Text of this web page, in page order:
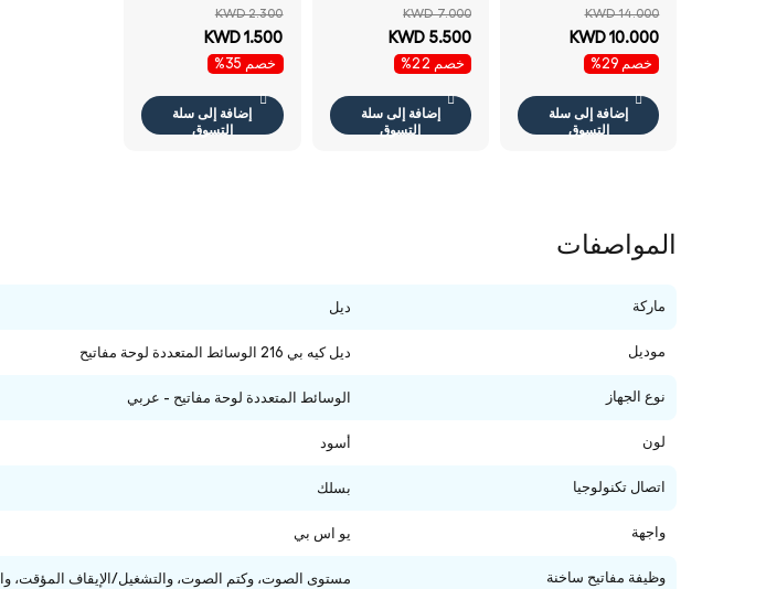
الإنجليزية مفاتيح
ماوس لوحة مفاتيح
KWD 14.000
KWD 10.000
خصم 29%
إضافة إلى سلة
التسوق
نقطة في البوصة /
لاسلكي / أسود /
لوحة مفاتيح ماوس
كومبو
KWD 7.000
KWD 5.500
خصم 22%
إضافة إلى سلة
التسوق
في البوصة / بصري /
أسود - ماوس
KWD 2.300
KWD 1.500
خصم 35%
إضافة إلى سلة
التسوق
المواصفات
ماركة ديل
موديل ديل كيه بي 216 الوسائط المتعددة لوحة مفاتيح
نوع الجهاز الوسائط المتعددة لوحة مفاتيح - عربي
لون أسود
اتصال تكنولوجيا بسلك
واجهة يو اس بي
وظيفة مفاتيح ساخنة مستوى الصوت، وكتم الصوت، والتشغيل/الإيقاف المؤقت،